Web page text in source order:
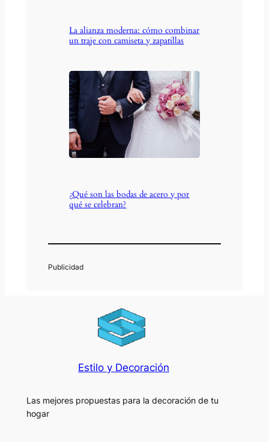
La alianza moderna: cómo combinar
un traje con camiseta y zapatillas
¿Qué son las bodas de acero y por
qué se celebran?
Estilo y Decoración
Las mejores propuestas para la decoración de tu
hogar